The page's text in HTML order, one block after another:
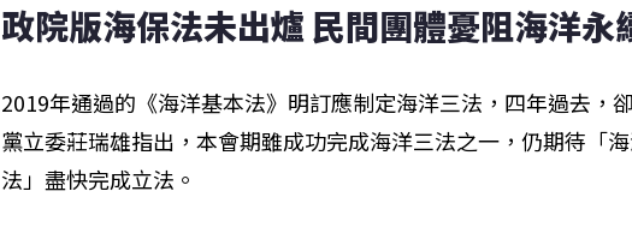
政院版海保法未出爐 民間團體憂阻海洋永
2019年通過的《海洋基本法》明訂應制定海洋三法，四年過去，
黨立委莊瑞雄指出，本會期雖成功完成海洋三法之一，仍期待「
法」盡快完成立法。